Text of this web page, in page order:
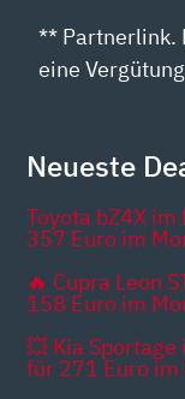
** Partnerlink.
eine
Neueste
Toyota bZ4X
357 Euro im
🔥 Cupra Leon
158 Euro im
💥 Kia
für 271 Euro